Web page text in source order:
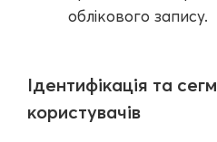
облікового запису.
Ідентифікація та
користувачів